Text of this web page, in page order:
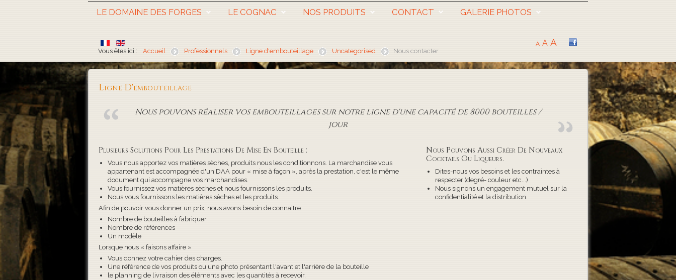
LE DOMAINE DES FORGES LE COGNAC NOS PRODUITS CONTACT GALERIE PHOTOS
Vous êtes ici : Accueil Professionnels Ligne d'embouteillage Uncategorised Nous contacter
A A A
Ligne D'embouteillage
Nous pouvons réaliser vos embouteillages sur notre ligne d'une capacité de 8000 bouteilles /
jour
Plusieurs Solutions Pour Les Prestations De Mise En Bouteille :
Vous nous apportez vos matières sèches, produits nous les conditionnons. La marchandise vous
appartenant est accompagnée d'un DAA pour « mise à façon », après la prestation, c'est le même
document qui accompagne vos marchandises.
Vous fournissez vos matières sèches et nous fournissons les produits.
Nous vous fournissons les matières sèches et les produits.
Afin de pouvoir vous donner un prix, nous avons besoin de connaitre :
Nombre de bouteilles à fabriquer
Nombre de références
Un modèle
Lorsque nous « faisons affaire »
Vous donnez votre cahier des charges.
Une référence de vos produits ou une photo présentant l'avant et l'arrière de la bouteille
le planning de livraison des éléments avec les quantités à recevoir.
Nous Pouvons Aussi Créer De Nouveaux
Cocktails Ou Liqueurs.
Dites-nous vos besoins et les contraintes à
respecter (degré- couleur etc...)
Nous signons un engagement mutuel sur la
confidentialité et la distribution.